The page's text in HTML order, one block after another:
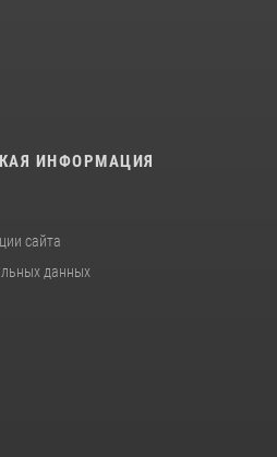
ИНФОРМАЦИЯ
сайта
данных